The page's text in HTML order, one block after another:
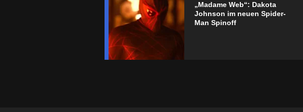
„Madame Web“: Dakota
Johnson im neuen Spider-
Man Spinoff